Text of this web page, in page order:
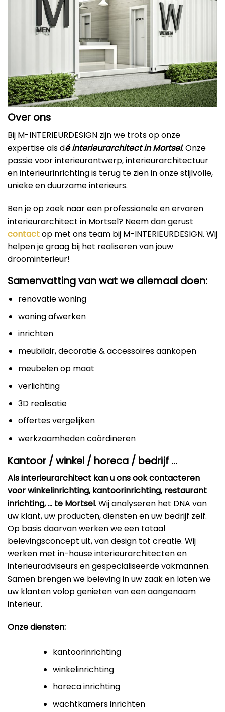
Over ons
Bij M-INTERIEURDESIGN zijn we trots op onze
expertise als dé interieurarchitect in Mortsel. Onze
passie voor interieurontwerp, interieurarchitectuur
en interieurinrichting is terug te zien in onze stijlvolle,
unieke en duurzame interieurs.
Ben je op zoek naar een professionele en ervaren
interieurarchitect in Mortsel? Neem dan gerust
contactop met ons team bij M-INTERIEURDESIGN. Wij
helpen je graag bij het realiseren van jouw
droominterieur!
Samenvatting van wat we allemaal doen:
renovatie woning
woning afwerken
inrichten
meubilair, decoratie & accessoires aankopen
meubelen op maat
verlichting
3D realisatie
offertes vergelijken
werkzaamheden coördineren
Kantoor / winkel / horeca / bedrijf …
Als interieurarchitect kan u ons ook contacteren
voor winkelinrichting, kantoorinrichting, restaurant
inrichting, … te Mortsel.Wij analyseren het DNA van
uw klant, uw producten, diensten en uw bedrijf zelf.
Op basis daarvan werken we een totaal
belevingsconcept uit, van design tot creatie. Wij
werken met in-house interieurarchitecten en
interieuradviseurs en gespecialiseerde vakmannen.
Samen brengen we beleving in uw zaak en laten we
uw klanten volop genieten van een aangenaam
interieur.
Onze diensten:
kantoorinrichting
winkelinrichting
horeca inrichting
wachtkamers inrichten